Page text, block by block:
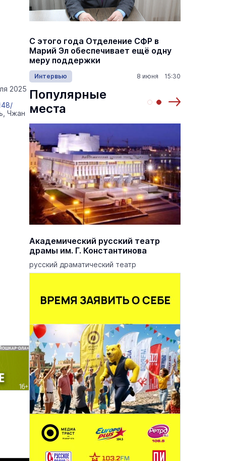
2025
Чжан
С этого года Отделение СФР в
Марий Эл обеспечивает ещё одну
меру поддержки
Интервью 8 июня 15:30
Популярные
места
Академический русский театр
драмы им. Г. Константинова
русский драматический театр